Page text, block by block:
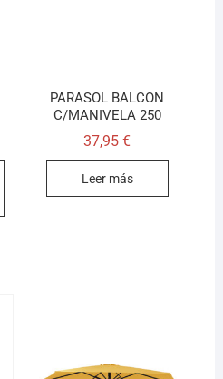
PARASOL BALCON
C/MANIVELA 250
37,95€
Leer más